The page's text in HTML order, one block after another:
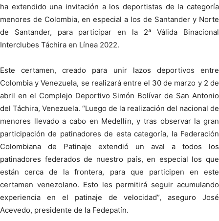
ha extendido una invitación a los deportistas de la categoría
menores de Colombia, en especial a los de Santander y Norte
de Santander, para participar en la 2ª Válida Binacional
Interclubes Táchira en Línea 2022.
Este certamen, creado para unir lazos deportivos entre
Colombia y Venezuela, se realizará entre el 30 de marzo y 2 de
abril en el Complejo Deportivo Simón Bolívar de San Antonio
del Táchira, Venezuela. “Luego de la realización del nacional de
menores llevado a cabo en Medellín, y tras observar la gran
participación de patinadores de esta categoría, la Federación
Colombiana de Patinaje extendió un aval a todos los
patinadores federados de nuestro país, en especial los que
están cerca de la frontera, para que participen en este
certamen venezolano. Esto les permitirá seguir acumulando
experiencia en el patinaje de velocidad”, aseguro José
Acevedo, presidente de la Fedepatín.